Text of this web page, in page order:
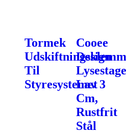
Tormek
Til
Styresystemet
Cooee
Design
Lysestage
Lav 3
Cm,
Rustfrit
Stål